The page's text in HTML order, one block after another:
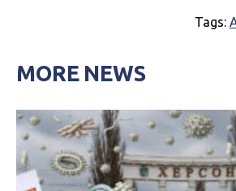
Tags:
MORE NEWS